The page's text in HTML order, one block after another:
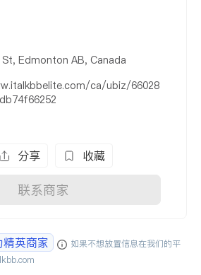
Edmonton AB, Canada
ca/ubiz/66028
分享 收藏
联系商家
精英商家
如果不想放置信息在我们的平